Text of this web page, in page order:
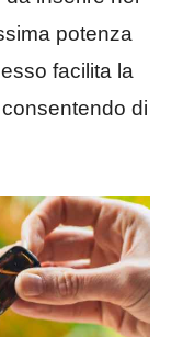
potenza
facilita la
di